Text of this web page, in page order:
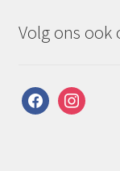
Volg ons ook
facebookinstagram